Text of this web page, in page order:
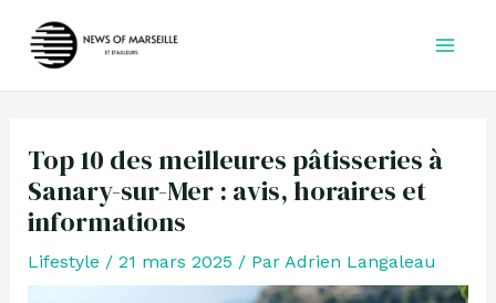
Top 10 des meilleures pâtisseries à
Sanary-sur-Mer : avis, horaires et
informations
Lifestyle / 21 mars 2025 / Par Adrien Langaleau